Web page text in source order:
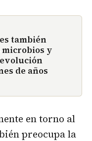
también
y
de años
en torno al
preocupa la